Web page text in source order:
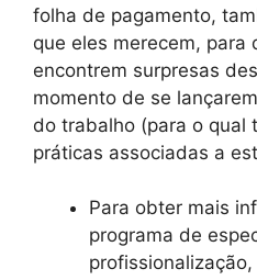
folha de pagamento,
que eles merecem, para
encontrem surpresas
momento de se
do trabalho (para o qual
práticas associadas a
Para obter mais
programa de